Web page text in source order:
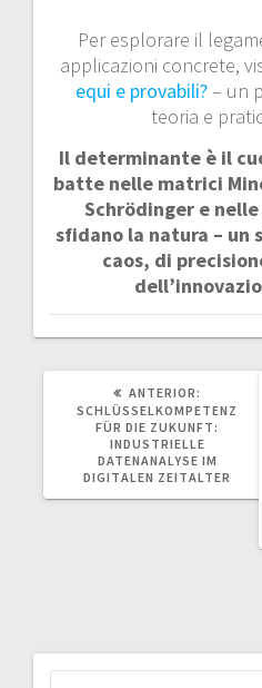
Per esplorare il
applicazioni concrete,
equi e provabili?– un
teoria e
Il determinante è il
batte nelle matrici
Schrödinger e
sfidano la natura – un
caos, di
ANTERIOR:
SCHLÜSSELKOMPETENZ
FÜR DIE ZUKUNFT:
INDUSTRIELLE
DATENANALYSE IM
DIGITALEN ZEITALTER